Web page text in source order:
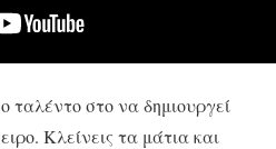
ταλέντο στο να δημιουργεί
Κλείνεις τα μάτια και